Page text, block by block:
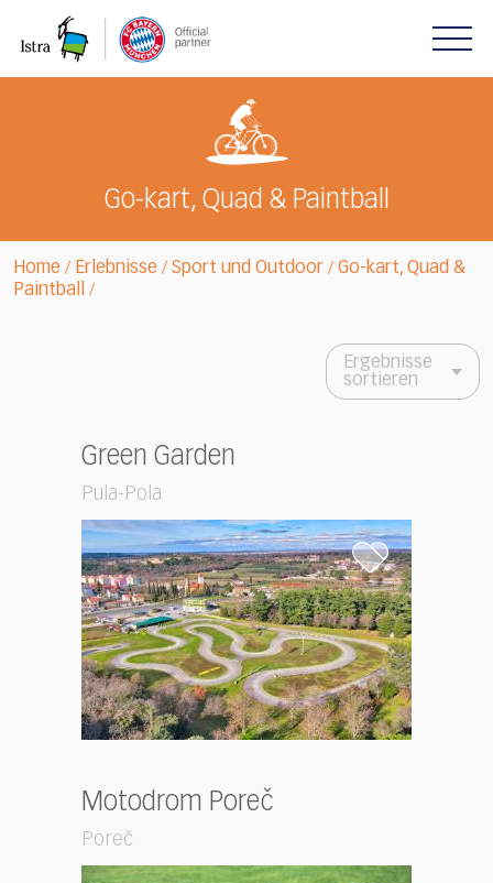
note:
Go-kart, Quad & Paintball
Home / Erlebnisse / Sport und Outdoor / Go-kart, Quad &
Paintball
/
Ergebnisse
sortieren
Green Garden
Pula-Pola
Motodrom Poreč
Poreč